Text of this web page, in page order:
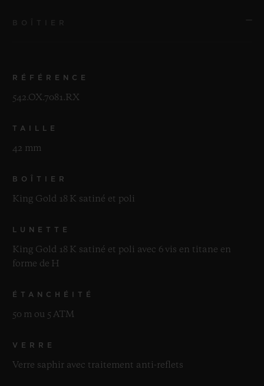
RÉFÉRENCE
542.OX.7081.RX
TAILLE
42 mm
BOÎTIER
King Gold 18 K satiné et poli
LUNETTE
King Gold 18 K satiné et poli avec 6 vis en titane en
forme de H
ÉTANCHÉITÉ
50 m ou 5 ATM
VERRE
Verre saphir avec traitement anti-reflets